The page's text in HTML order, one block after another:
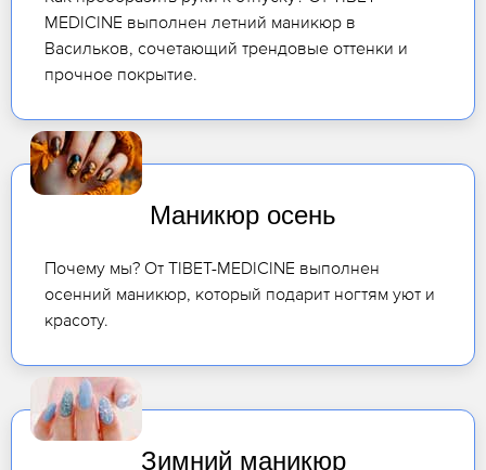
MEDICINE выполнен летний маникюр в
Васильков, сочетающий трендовые оттенки и
прочное покрытие.
Маникюр осень
Почему мы? От TIBET-MEDICINE выполнен
осенний маникюр, который подарит ногтям уют и
красоту.
Зимний маникюр